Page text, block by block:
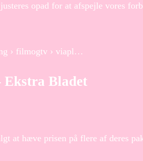
opad for at afspejle vores
› filmogtv › viapl…
Bladet
at hæve prisen på flere af deres